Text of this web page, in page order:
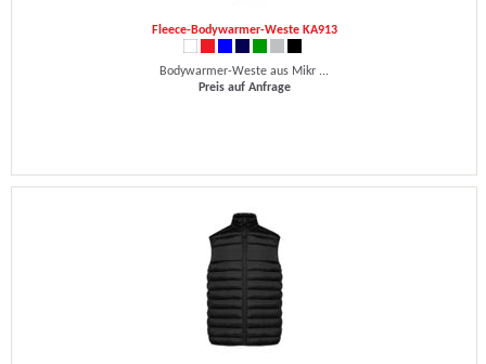
Fleece-Bodywarmer-Weste KA913
Bodywarmer-Weste aus Mikr ...
Preis auf Anfrage